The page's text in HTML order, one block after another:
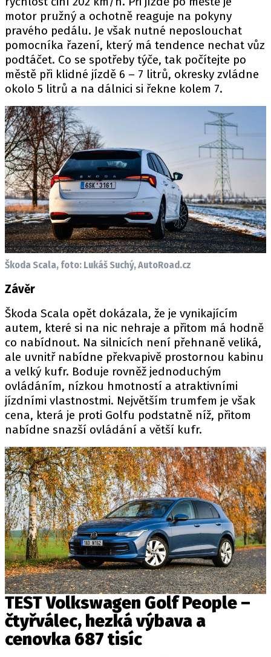
motor pružný a ochotně reaguje na pokyny
pravého pedálu. Je však nutné neposlouchat
pomocníka řazení, který má tendence nechat vůz
podtáčet. Co se spotřeby týče, tak počítejte po
městě při klidné jízdě 6 – 7 litrů, okresky zvládne
okolo 5 litrů a na dálnici si řekne kolem 7.
Škoda Scala, foto: Lukáš Suchý, AutoRoad.cz
Závěr
Škoda Scala opět dokázala, že je vynikajícím
autem, které si na nic nehraje a přitom má hodně
co nabídnout. Na silnicích není přehnaně veliká,
ale uvnitř nabídne překvapivě prostornou kabinu
a velký kufr. Boduje rovněž jednoduchým
ovládáním, nízkou hmotností a atraktivními
jízdními vlastnostmi. Největším trumfem je však
cena, která je proti Golfu podstatně níž, přitom
nabídne snazší ovládání a větší kufr.
TEST Volkswagen Golf People –
čtyřválec, hezká výbava a
cenovka 687 tisíc